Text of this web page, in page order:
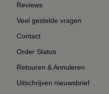
Reviews
Veel gestelde vragen
Contact
Order Status
Retouren & Annuleren
Uitschrijven nieuwsbrief